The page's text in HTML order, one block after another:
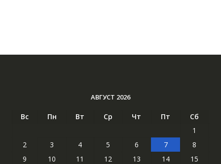
АВГУСТ 2026
Вс Пн Вт Ср Чт Пт
Сб
1
2
3 4 5 6 7
8
9
10 11 12 13 14
15